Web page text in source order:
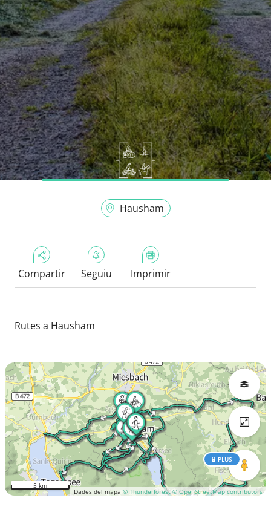
Hausham
Compartir Seguiu Imprimir
Rutes a Hausham
Dades del mapa © Thunderforest © OpenStreetMap contributors
PLUS
5 km